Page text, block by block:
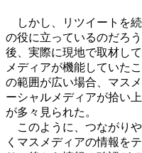
しかし、リツイートを
の役に立っているのだろ
後、実際に現地で取材し
メディアが機能していた
の範囲が広い場合、マス
ーシャルメディアが拾い
が多々見られた。
このように、つながり
くマスメディアの情報を